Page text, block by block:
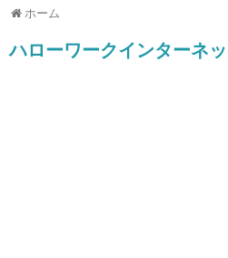
ホーム
ハローワークインターネ